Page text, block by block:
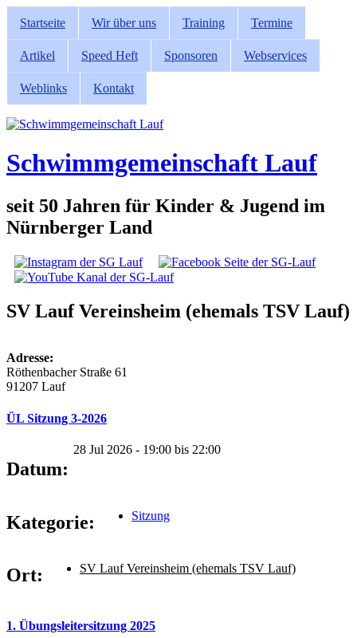
Hauptmenü
Startseite Wir über uns Training Termine
Artikel Speed Heft Sponsoren Webservices
Weblinks Kontakt
Schwimmgemeinschaft Lauf
seit 50 Jahren für Kinder & Jugend im
Nürnberger Land
Social Links
SV Lauf Vereinsheim (ehemals TSV Lauf)
Adresse:
Röthenbacher Straße 61
91207 Lauf
ÜL Sitzung 3-2026
Datum:
28 Jul 2026 - 19:00 bis 22:00
Kategorie: Sitzung
Ort: SV Lauf Vereinsheim (ehemals TSV Lauf)
1. Übungsleitersitzung 2025